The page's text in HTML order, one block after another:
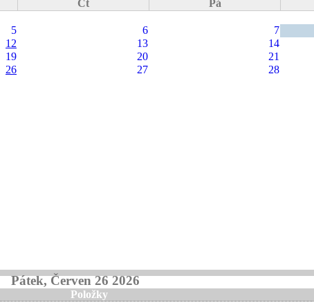
Čt Pá
5 6 7
12 13 14
19 20 21
26 27 28
Pátek, Červen 26 2026
Položky